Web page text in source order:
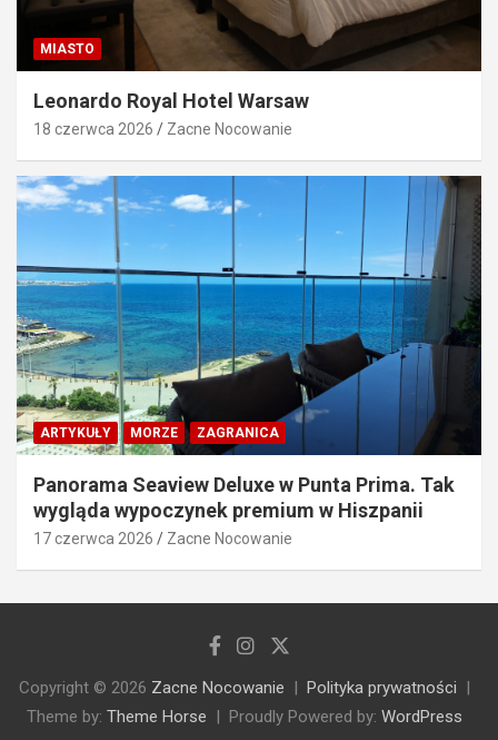
MIASTO
Leonardo Royal Hotel Warsaw
18 czerwca 2026 Zacne Nocowanie
ARTYKUŁY MORZE ZAGRANICA
Panorama Seaview Deluxe w Punta Prima. Tak
wygląda wypoczynek premium w Hiszpanii
17 czerwca 2026 Zacne Nocowanie
Copyright © 2026 Zacne Nocowanie
Polityka prywatności
Theme by: Theme Horse Proudly Powered by: WordPress